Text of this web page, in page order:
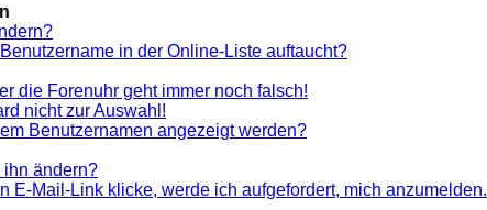
in der Online-Liste auftaucht?
die Forenuhr geht immer noch falsch!
nicht zur Auswahl!
Benutzernamen angezeigt werden?
ihn ändern?
E-Mail-Link klicke, werde ich aufgefordert, mich anzumelden.